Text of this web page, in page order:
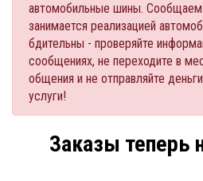
автомобильные шины.
занимается реализацией
бдительны - проверяйте
сообщениях, не переходите в
общения и не отправляйте
услуги!
Заказы теперь